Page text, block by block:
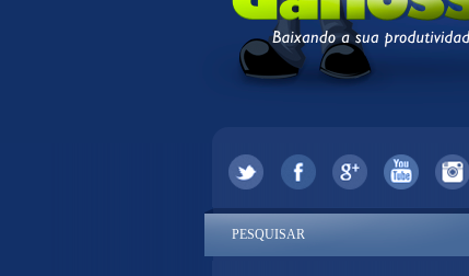
PESQUISAR